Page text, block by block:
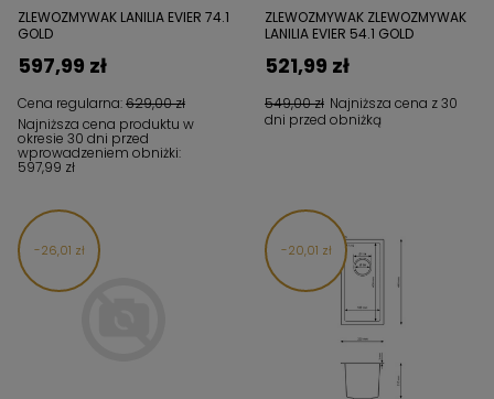
ZLEWOZMYWAK LANILIA EVIER 74.1
GOLD
Cena regularna:629,00 zł
597,99 zł
Najniższa cena produktu w
okresie 30 dni przed
wprowadzeniem obniżki:
597,99 zł
ZLEWOZMYWAK ZLEWOZMYWAK
LANILIA EVIER 54.1 GOLD
549,00 zł Najniższa cena z 30
dni przed obniżką
521,99 zł
26,01 zł 20,01 zł